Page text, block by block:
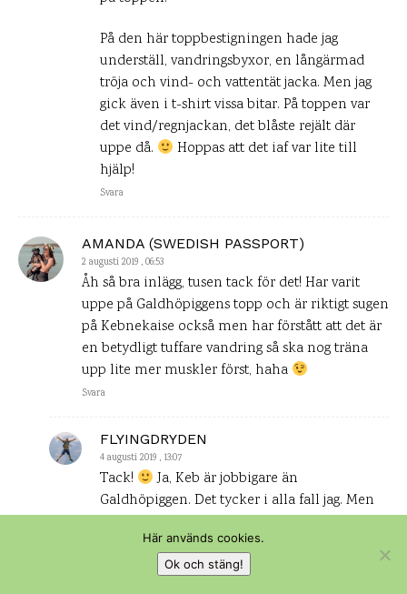
På den här toppbestigningen hade jag
underställ, vandringsbyxor, en långärmad
tröja och vind- och vattentät jacka. Men jag
gick även i t-shirt vissa bitar. På toppen var
det vind/regnjackan, det blåste rejält där
uppe då.
Hoppas att det iaf var lite till
hjälp!
Svara
AMANDA (SWEDISH PASSPORT)
2 augusti 2019 , 06:53
Åh så bra inlägg, tusen tack för det! Har varit
uppe på Galdhöpiggens topp och är riktigt sugen
på Kebnekaise också men har förstått att det är
en betydligt tuffare vandring så ska nog träna
upp lite mer muskler först, haha
Svara
FLYINGDRYDEN
4 augusti 2019 , 13:07
Tack!
Ja, Keb är jobbigare än
Galdhöpiggen. Det tycker i alla fall jag. Men
att göra någon av turerna. Det handlar
mycket om pannben där, även om viss
Här används cookies.
Ok och stäng!